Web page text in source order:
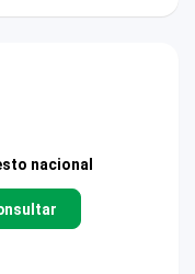
nacional